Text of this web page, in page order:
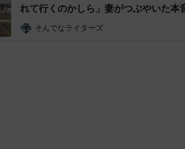
れて行くのかしら」妻がつぶやいた本
そんでなライターズ